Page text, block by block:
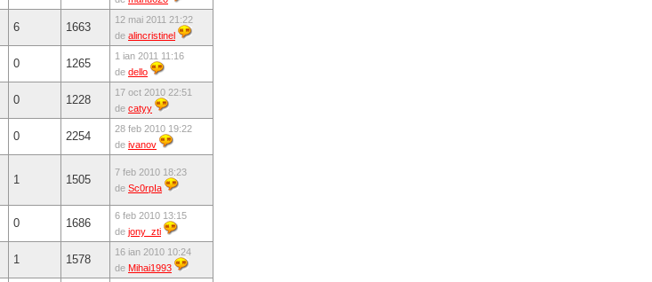
6 1663
12 mai 2011 21:22
de alincristinel
0 1265
1 ian 2011 11:16
de dello
0 1228
17 oct 2010 22:51
de catyy
0 2254
28 feb 2010 19:22
de ivanov
1 1505
7 feb 2010 18:23
de Sc0rpIa
0 1686
6 feb 2010 13:15
de jony_zti
1 1578
16 ian 2010 10:24
de Mihai1993